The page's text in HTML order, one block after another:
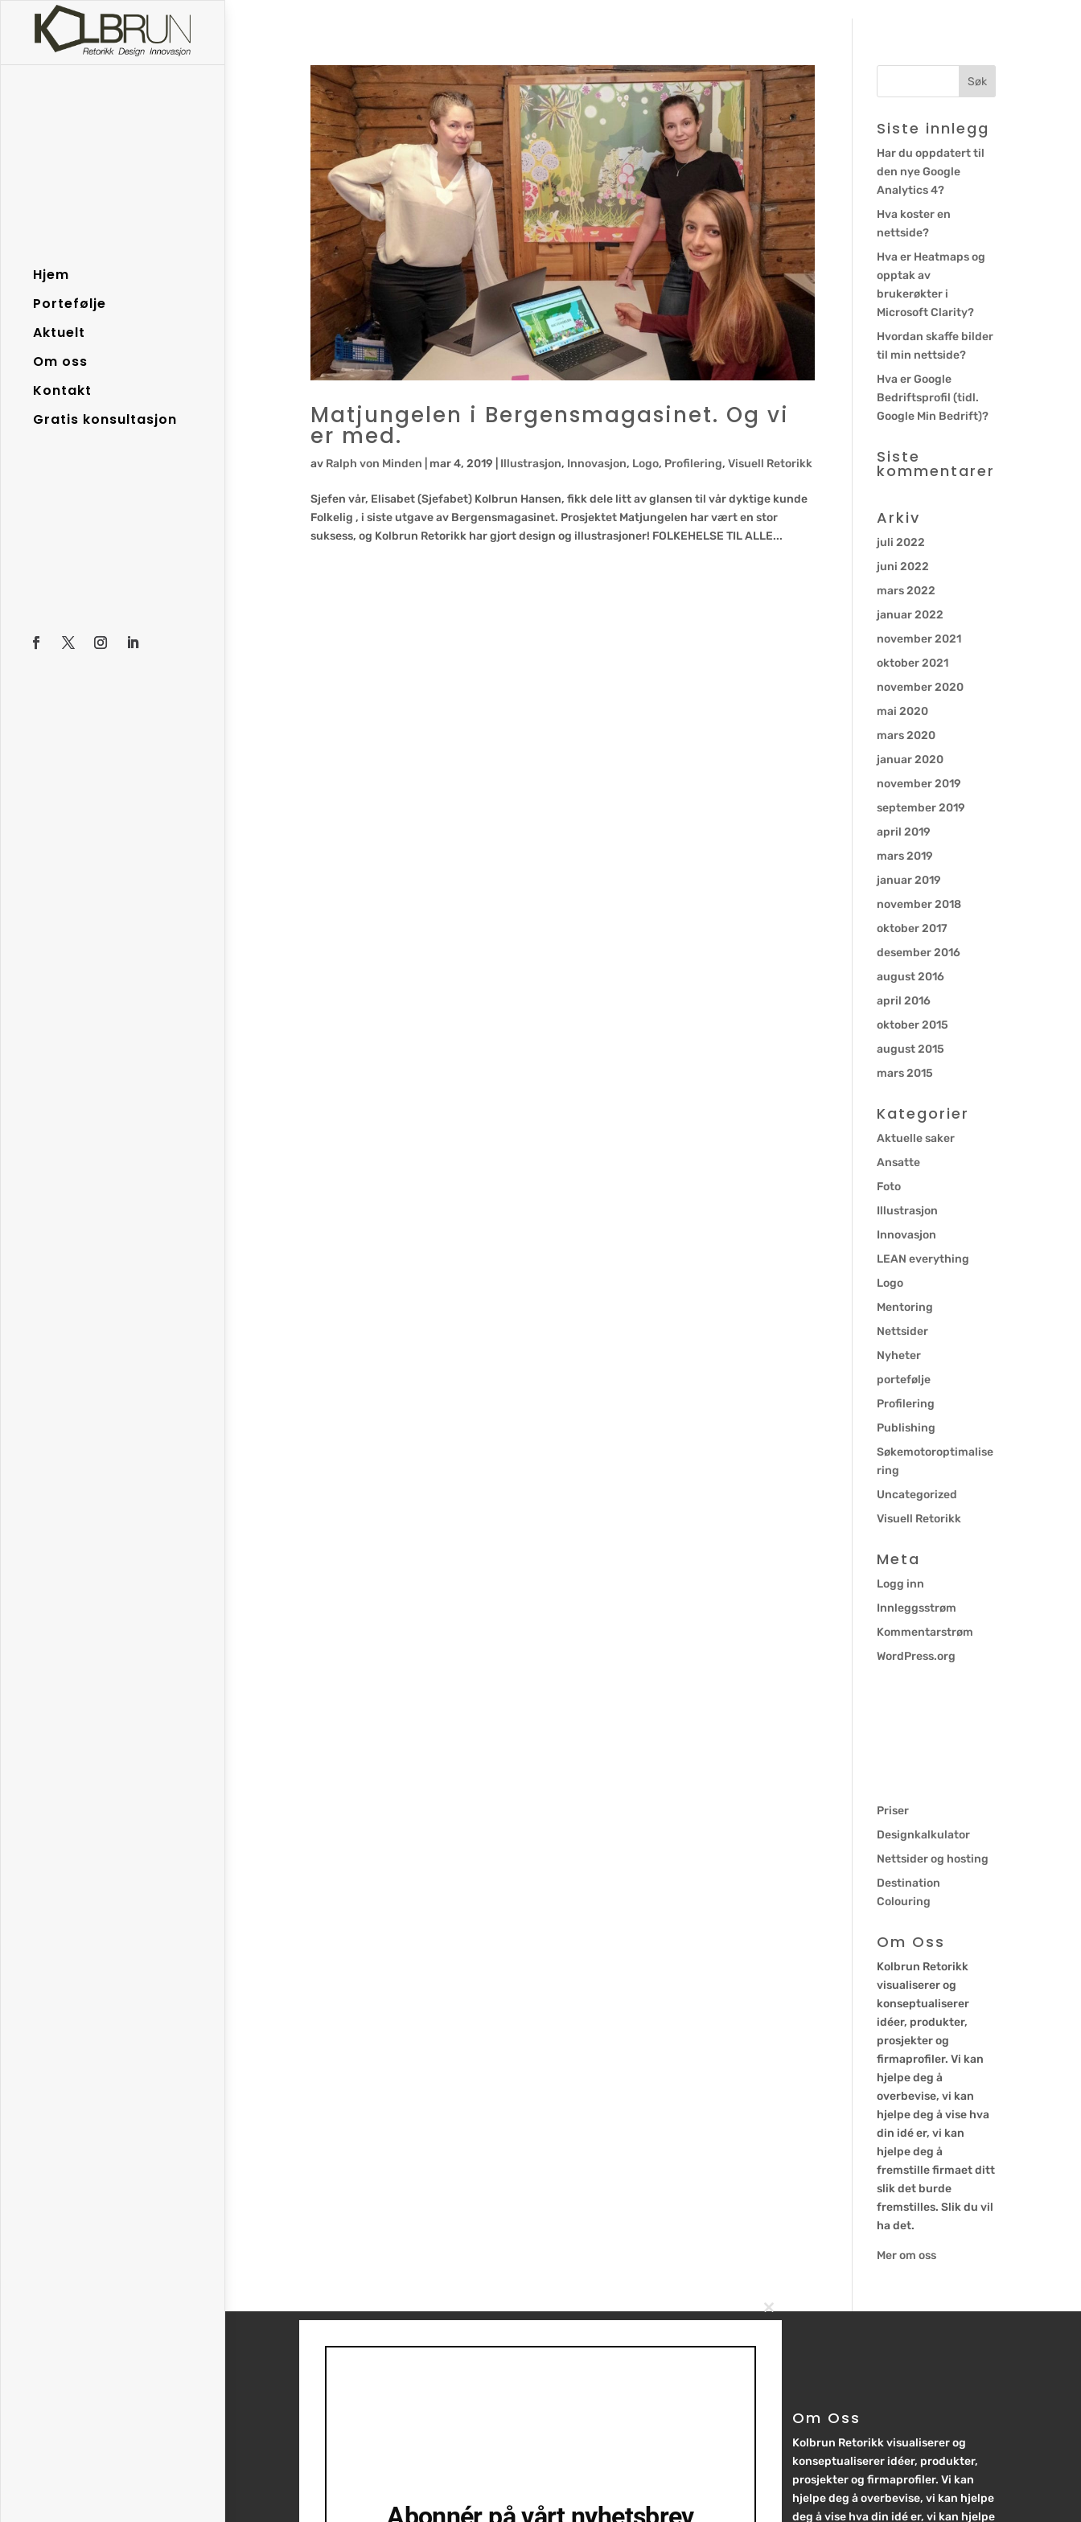
Skip to content
Hjem
Portefølje
Aktuelt
Om oss
Kontakt
Gratis konsultasjon
Matjungelen i Bergensmagasinet. Og vi
er med.
av Ralph von Minden mar 4, 2019 Illustrasjon, Innovasjon, Logo, Profilering,Visuell Retorikk
Sjefen vår, Elisabet (Sjefabet) Kolbrun Hansen, fikk dele litt av glansen til vår dyktige kunde
Folkelig , i siste utgave av Bergensmagasinet. Prosjektet Matjungelen har vært en stor
suksess, og Kolbrun Retorikk har gjort design og illustrasjoner! FOLKEHELSE TIL ALLE...
Siste innlegg
Har du oppdatert til
den nye Google
Analytics 4?
Hva koster en
nettside?
Hva er Heatmaps og
opptak av
brukerøkter i
Microsoft Clarity?
Hvordan skaffe bilder
til min nettside?
Hva er Google
Bedriftsprofil (tidl.
Google Min Bedrift)?
Siste
kommentarer
Arkiv
juli 2022
juni 2022
mars 2022
januar 2022
november 2021
oktober 2021
november 2020
mai 2020
mars 2020
januar 2020
november 2019
september 2019
april 2019
mars 2019
januar 2019
november 2018
oktober 2017
desember 2016
august 2016
april 2016
oktober 2015
august 2015
mars 2015
Kategorier
Aktuelle saker
Ansatte
Foto
Illustrasjon
Innovasjon
LEAN everything
Logo
Mentoring
Nettsider
Nyheter
portefølje
Profilering
Publishing
Søkemotoroptimalise
ring
Uncategorized
Visuell Retorikk
Meta
Logg inn
Innleggsstrøm
Kommentarstrøm
WordPress.org
Priser
Designkalkulator
Nettsider og hosting
Destination
Colouring
Om Oss
Kolbrun Retorikk
visualiserer og
konseptualiserer
idéer, produkter,
prosjekter og
firmaprofiler. Vi kan
hjelpe deg å
overbevise, vi kan
hjelpe deg å vise hva
din idé er, vi kan
hjelpe deg å
fremstille firmaet ditt
slik det burde
fremstilles. Slik du vil
ha det.
Mer om oss
Om Oss
Kolbrun Retorikk visualiserer og
konseptualiserer idéer, produkter,
prosjekter og firmaprofiler. Vi kan
hjelpe deg å overbevise, vi kan hjelpe
deg å vise hva din idé er, vi kan hjelpe
Om Oss
Kolbrun Retorikk visualiserer og
konseptualiserer idéer, produkter,
prosjekter og firmaprofiler. Vi kan
hjelpe deg å overbevise, vi kan hjelpe
deg å vise hva din idé er, vi kan hjelpe
Close